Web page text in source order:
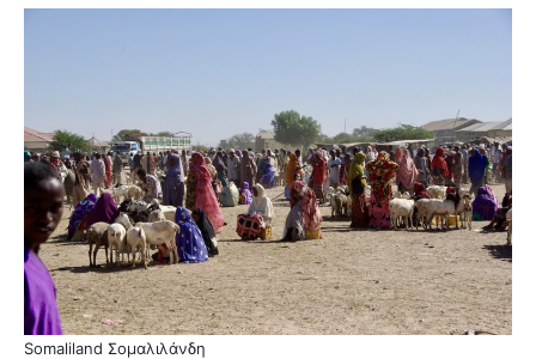
Somaliland Σομαλιλάνδη